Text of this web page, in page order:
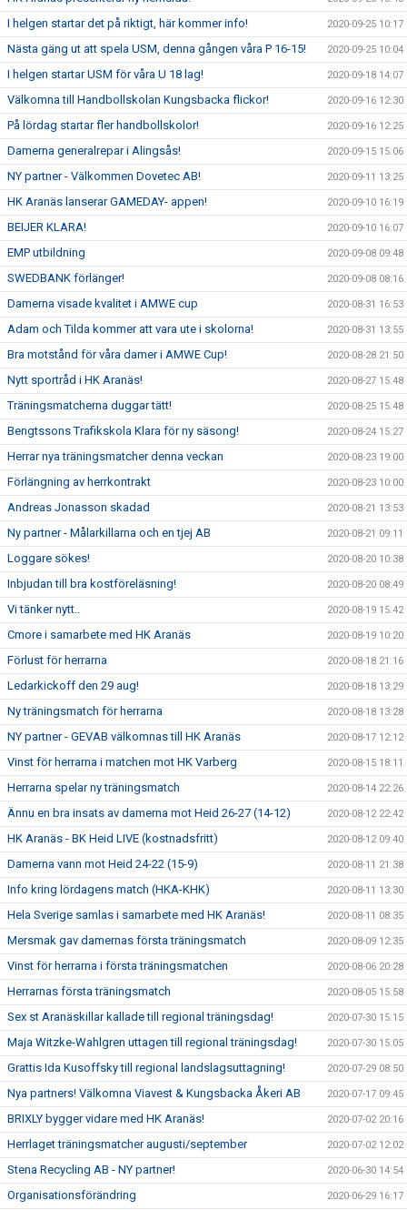
I helgen startar det på riktigt, här kommer info! 2020-09-25 10:17
Nästa gäng ut att spela USM, denna gången våra P 16-15! 2020-09-25 10:04
I helgen startar USM för våra U 18 lag! 2020-09-18 14:07
Välkomna till Handbollskolan Kungsbacka flickor! 2020-09-16 12:30
På lördag startar fler handbollskolor! 2020-09-16 12:25
Damerna generalrepar i Alingsås! 2020-09-15 15:06
NY partner - Välkommen Dovetec AB! 2020-09-11 13:25
HK Aranäs lanserar GAMEDAY- appen! 2020-09-10 16:19
BEIJER KLARA! 2020-09-10 16:07
EMP utbildning 2020-09-08 09:48
SWEDBANK förlänger! 2020-09-08 08:16
Damerna visade kvalitet i AMWE cup 2020-08-31 16:53
Adam och Tilda kommer att vara ute i skolorna! 2020-08-31 13:55
Bra motstånd för våra damer i AMWE Cup! 2020-08-28 21:50
Nytt sportråd i HK Aranäs! 2020-08-27 15:48
Träningsmatcherna duggar tätt! 2020-08-25 15:48
Bengtssons Trafikskola Klara för ny säsong! 2020-08-24 15:27
Herrar nya träningsmatcher denna veckan 2020-08-23 19:00
Förlängning av herrkontrakt 2020-08-23 10:00
Andreas Jonasson skadad 2020-08-21 13:53
Ny partner - Målarkillarna och en tjej AB 2020-08-21 09:11
Loggare sökes! 2020-08-20 10:38
Inbjudan till bra kostföreläsning! 2020-08-20 08:49
Vi tänker nytt.. 2020-08-19 15:42
Cmore i samarbete med HK Aranäs 2020-08-19 10:20
Förlust för herrarna 2020-08-18 21:16
Ledarkickoff den 29 aug! 2020-08-18 13:29
Ny träningsmatch för herrarna 2020-08-18 13:28
NY partner - GEVAB välkomnas till HK Aranäs 2020-08-17 12:12
Vinst för herrarna i matchen mot HK Varberg 2020-08-15 18:11
Herrarna spelar ny träningsmatch 2020-08-14 22:26
Ännu en bra insats av damerna mot Heid 26-27 (14-12) 2020-08-12 22:42
HK Aranäs - BK Heid LIVE (kostnadsfritt) 2020-08-12 09:40
Damerna vann mot Heid 24-22 (15-9) 2020-08-11 21:38
Info kring lördagens match (HKA-KHK) 2020-08-11 13:30
Hela Sverige samlas i samarbete med HK Aranäs! 2020-08-11 08:35
Mersmak gav damernas första träningsmatch 2020-08-09 12:35
Vinst för herrarna i första träningsmatchen 2020-08-06 20:28
Herrarnas första träningsmatch 2020-08-05 15:58
Sex st Aranäskillar kallade till regional träningsdag! 2020-07-30 15:15
Maja Witzke-Wahlgren uttagen till regional träningsdag! 2020-07-30 15:05
Grattis Ida Kusoffsky till regional landslagsuttagning! 2020-07-29 08:50
Nya partners! Välkomna Viavest & Kungsbacka Åkeri AB 2020-07-17 09:45
BRIXLY bygger vidare med HK Aranäs! 2020-07-02 20:16
Herrlaget träningsmatcher augusti/september 2020-07-02 12:02
Stena Recycling AB - NY partner! 2020-06-30 14:54
Organisationsförändring 2020-06-29 16:17